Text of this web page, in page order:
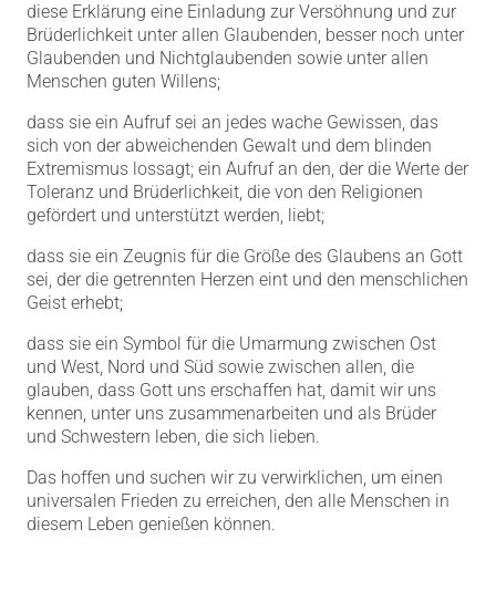
diese Erklärung eine Einladung zur Versöhnung und zur
Brüderlichkeit unter allen Glaubenden, besser noch unter
Glaubenden und Nichtglaubenden sowie unter allen
Menschen guten Willens;
dass sie ein Aufruf sei an jedes wache Gewissen, das
sich von der abweichenden Gewalt und dem blinden
Extremismus lossagt; ein Aufruf an den, der die Werte der
Toleranz und Brüderlichkeit, die von den Religionen
gefördert und unterstützt werden, liebt;
dass sie ein Zeugnis für die Größe des Glaubens an Gott
sei, der die getrennten Herzen eint und den menschlichen
Geist erhebt;
dass sie ein Symbol für die Umarmung zwischen Ost
und West, Nord und Süd sowie zwischen allen, die
glauben, dass Gott uns erschaffen hat, damit wir uns
kennen, unter uns zusammenarbeiten und als Brüder
und Schwestern leben, die sich lieben.
Das hoffen und suchen wir zu verwirklichen, um einen
universalen Frieden zu erreichen, den alle Menschen in
diesem Leben genießen können.